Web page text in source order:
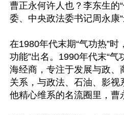
曹正永何许人也？李东生的
委、中央政法委书记周永康“
在1980年代末期“气功热”时
功能”出名。1990年代末“气
海经商，专注于发展与政、
关系，与政法、石油、影视
他精心维系的名流圈里，曹